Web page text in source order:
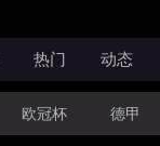
热门 动态
欧冠杯 德甲